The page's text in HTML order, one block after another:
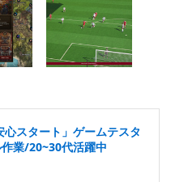
心スタート」ゲームテスタ
業/20~30代活躍中